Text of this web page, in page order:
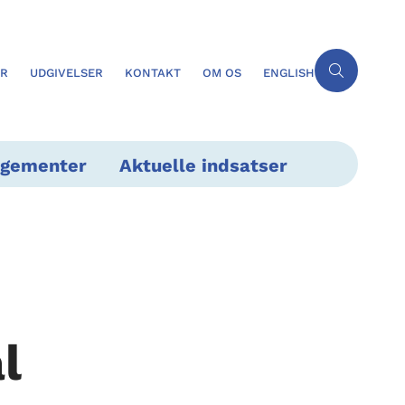
UDGIVELSER KONTAKT OM OS ENGLISH
Aktuelle indsatser